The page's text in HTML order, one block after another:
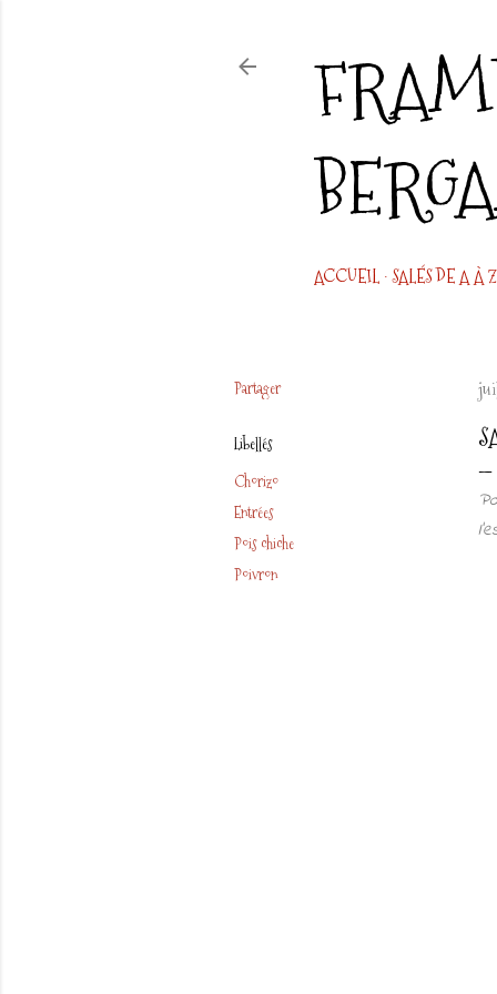
ACCUEIL SALÉS DE A À Z
Partager
Libellés
Chorizo
Entrées
Pois chiche
Poivron